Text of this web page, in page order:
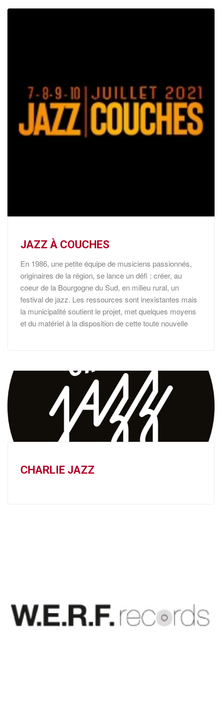
JAZZ À COUCHES
En 1986, une petite équipe de musiciens passionnés,
originaires de la région, se lance un défi : créer, au
coeur de la Bourgogne du Sud, en milieu rural, un
festival de jazz. Les ressources sont inexistantes mais
la municipalité soutient le projet, met quelques moyens
et du matériel à la disposition de cette toute nouvelle
CHARLIE JAZZ